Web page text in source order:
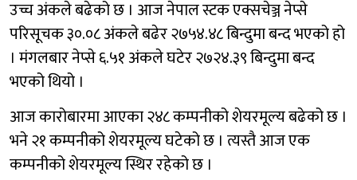
उच्च अंकले बढेको छ । आज नेपाल स्टक एक्सचेञ्ज नेप्से
परिसूचक ३०.०८ अंकले बढेर २७५४.४८ बिन्दुमा बन्द भएको हो
। मंगलबार नेप्से ६.५१ अंकले घटेर २७२४.३९ बिन्दुमा बन्द
भएको थियो ।
आज कारोबारमा आएका २४८ कम्पनीको शेयरमूल्य बढेको छ ।
भने २१ कम्पनीको शेयरमूल्य घटेको छ । त्यस्तै आज एक
कम्पनीको शेयरमूल्य स्थिर रहेको छ ।